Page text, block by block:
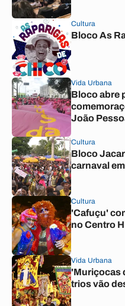
Cultura
Bloco As
Vida Urbana
Bloco abre
João
Cultura
Bloco
carnaval
Cultura
'Cafuçu'
no Centro
Vida Urbana
'Muriçocas
trios vão